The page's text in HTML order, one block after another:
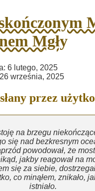
Mgły
6 lutego, 2025
września, 2025
przez
na brzegu
się nad bezkresnym
powodował, że most
jakby reagował na
się za siebie,
co minąłem, znikało,
istniało.